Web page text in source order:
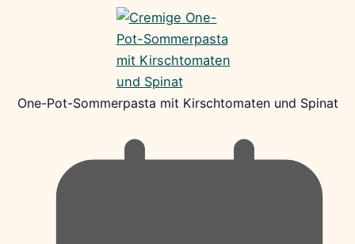
One-Pot-Sommerpasta mit Kirschtomaten und Spinat